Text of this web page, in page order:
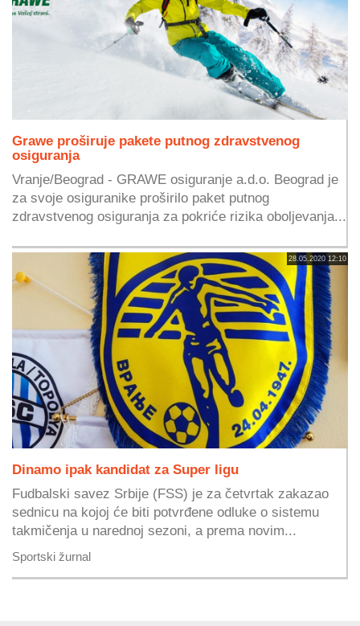
Grawe proširuje pakete putnog zdravstvenog
osiguranja
Vranje/Beograd - GRAWE osiguranje a.d.o. Beograd je
za svoje osiguranike proširilo paket putnog
zdravstvenog osiguranja za pokriće rizika oboljevanja...
28.05.2020 12:10
Dinamo ipak kandidat za Super ligu
Fudbalski savez Srbije (FSS) je za četvrtak zakazao
sednicu na kojoj će biti potvrđene odluke o sistemu
takmičenja u narednoj sezoni, a prema novim...
Sportski žurnal